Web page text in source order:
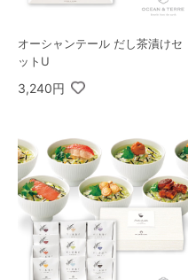
オーシャンテール だし茶漬けセ
ットU
3,240円